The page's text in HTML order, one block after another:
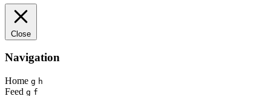
Close
Navigation
Home g h
Feed g f